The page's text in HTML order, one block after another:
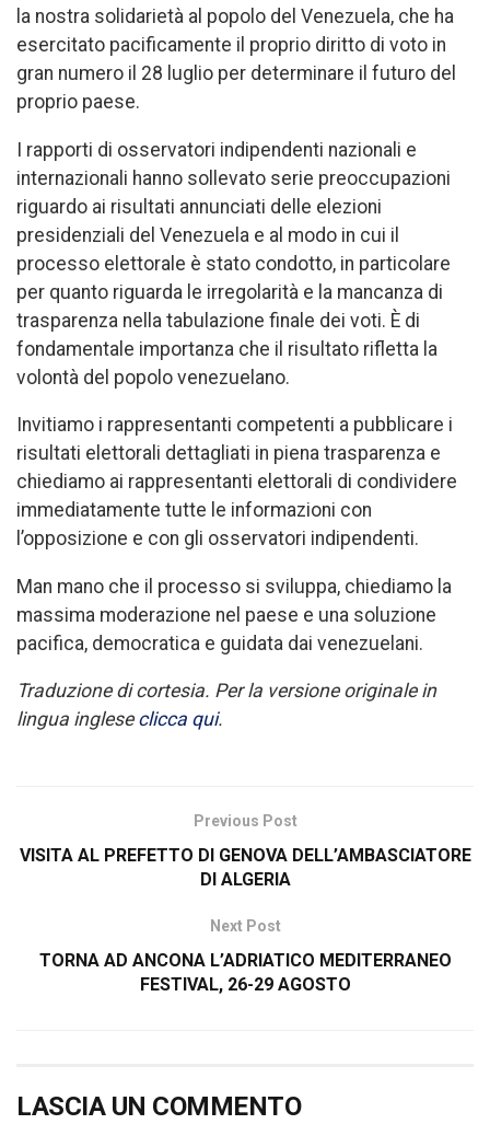
la nostra solidarietà al popolo del Venezuela, che ha
esercitato pacificamente il proprio diritto di voto in
gran numero il 28 luglio per determinare il futuro del
proprio paese.
I rapporti di osservatori indipendenti nazionali e
internazionali hanno sollevato serie preoccupazioni
riguardo ai risultati annunciati delle elezioni
presidenziali del Venezuela e al modo in cui il
processo elettorale è stato condotto, in particolare
per quanto riguarda le irregolarità e la mancanza di
trasparenza nella tabulazione finale dei voti. È di
fondamentale importanza che il risultato rifletta la
volontà del popolo venezuelano.
Invitiamo i rappresentanti competenti a pubblicare i
risultati elettorali dettagliati in piena trasparenza e
chiediamo ai rappresentanti elettorali di condividere
immediatamente tutte le informazioni con
l’opposizione e con gli osservatori indipendenti.
Man mano che il processo si sviluppa, chiediamo la
massima moderazione nel paese e una soluzione
pacifica, democratica e guidata dai venezuelani.
Traduzione di cortesia. Per la versione originale in
lingua inglese clicca qui.
Previous Post
VISITA AL PREFETTO DI GENOVA DELL’AMBASCIATORE
DI ALGERIA
Next Post
TORNA AD ANCONA L’ADRIATICO MEDITERRANEO
FESTIVAL, 26-29 AGOSTO
LASCIA UN COMMENTO